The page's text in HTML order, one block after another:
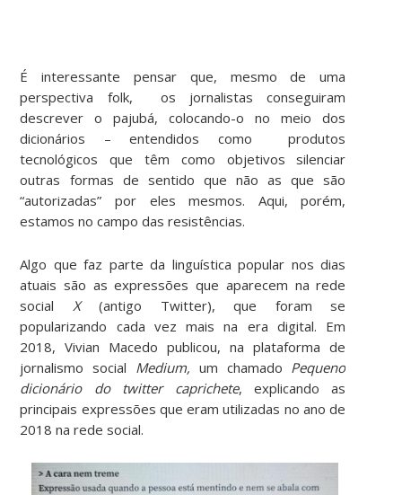
É interessante pensar que, mesmo de uma
perspectiva folk, os jornalistas conseguiram
descrever o pajubá, colocando-o no meio dos
dicionários – entendidos como produtos
tecnológicos que têm como objetivos silenciar
outras formas de sentido que não as que são
“autorizadas” por eles mesmos. Aqui, porém,
estamos no campo das resistências.
Algo que faz parte da linguística popular nos dias
atuais são as expressões que aparecem na rede
social X(antigo Twitter), que foram se
popularizando cada vez mais na era digital. Em
2018, Vivian Macedo publicou, na plataforma de
jornalismo social Medium, um chamado Pequeno
dicionário do twitter caprichete, explicando as
principais expressões que eram utilizadas no ano de
2018 na rede social.